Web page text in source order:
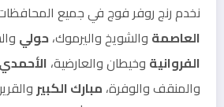
نخدم رنج روفر فوج في جميع
العاصمة والشويخ واليرموك،حولي
الفروانية وخيطان والعارضية، الأحمدي
والمنقف والوفرة، مبارك الكبير